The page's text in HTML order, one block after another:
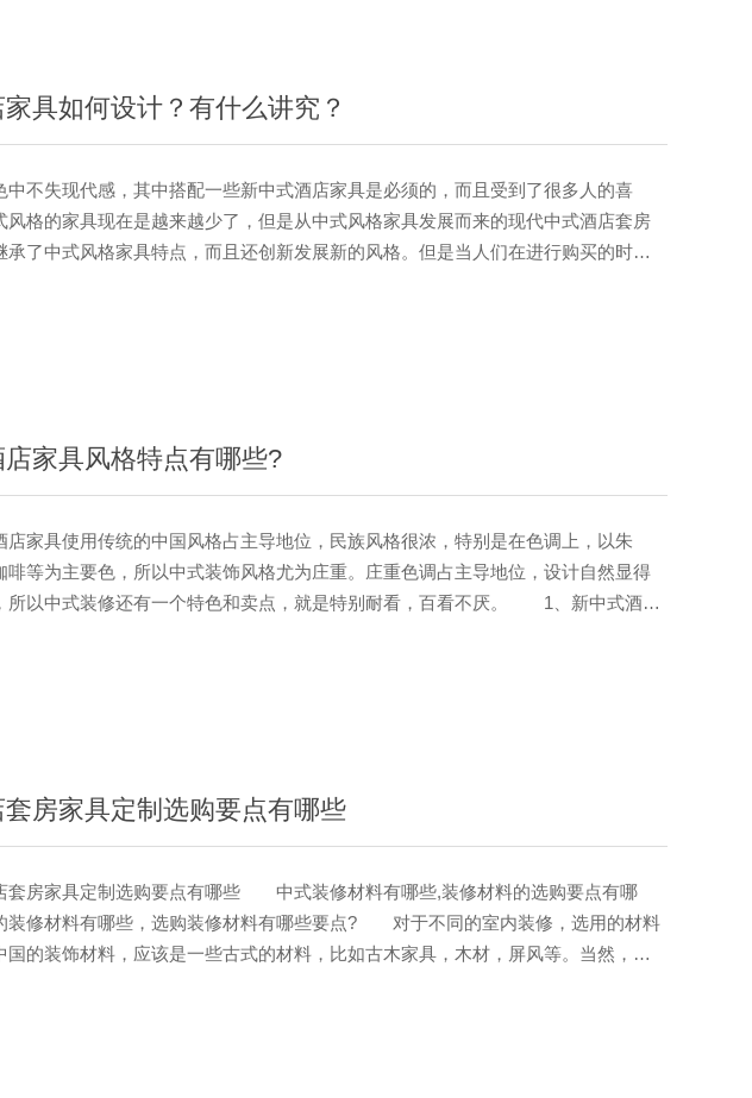
具如何设计？有什么讲究？
失现代感，其中搭配一些新中式酒店家具是必须的，而且受到了很多人的喜
风格的家具现在是越来越少了，但是从中式风格家具发展而来的现代中式酒店套房
承了中式风格家具特点，而且还创新发展新的风格。但是当人们在进行购买的时
如何搭配，面对市场上面这么多产品，要知道新中式酒店家具怎么挑选，我们一起
家具风格特点有哪些?
具使用传统的中国风格占主导地位，民族风格很浓，特别是在色调上，以朱
啡等为主要色，所以中式装饰风格尤为庄重。庄重色调占主导地位，设计自然显得
所以中式装修还有一个特色和卖点，就是特别耐看，百看不厌。 1、新中式酒店
出特点是书卷味浓，这一点尤其赢得了中外消费者的青睐。在家具设计上继承了先
房家具定制选购要点有哪些
房家具定制选购要点有哪些 中式装修材料有哪些,装修材料的选购要点有哪
材料有哪些，选购装修材料有哪些要点? 对于不同的室内装修，选用的材料
国的装饰材料，应该是一些古式的材料，比如古木家具，木材，屏风等。当然，使
，那么具体的中式装修材料有哪些呢?装修材料的采购要点是什么?让我们互相了解